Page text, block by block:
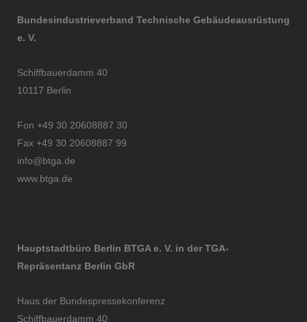
Bundesindustrieverband Technische Gebäudeausrüstung
e. V.
Schiffbauerdamm 40
10117 Berlin
Fon +49 30 20608887 30
Fax +49 30 20608887 99
info@btga.de
www.btga.de
Hauptstadtbüro Berlin BTGA e. V. in der TGA-
Repräsentanz Berlin GbR
Haus der Bundespressekonferenz
Schiffbauerdamm 40